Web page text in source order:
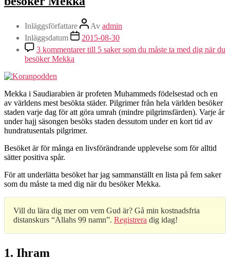
Inläggsförfattare Av admin
Inläggsdatum
2015-08-30
3 kommentarertill 5 saker som du måste ta med dig när du
besöker Mekka
Mekka i Saudiarabien är profeten Muhammeds födelsestad och en
av världens mest besökta städer. Pilgrimer från hela världen besöker
staden varje dag för att göra umrah (mindre pilgrimsfärden). Varje år
under hajj säsongen besöks staden dessutom under en kort tid av
hundratusentals pilgrimer.
Besöket är för många en livsförändrande upplevelse som för alltid
sätter positiva spår.
För att underlätta besöket har jag sammanställt en lista på fem saker
som du måste ta med dig när du besöker Mekka.
Vill du lära dig mer om vem Gud är? Gå min kostnadsfria
distanskurs “Allahs 99 namn”. Registrera dig idag!
1. Ihram